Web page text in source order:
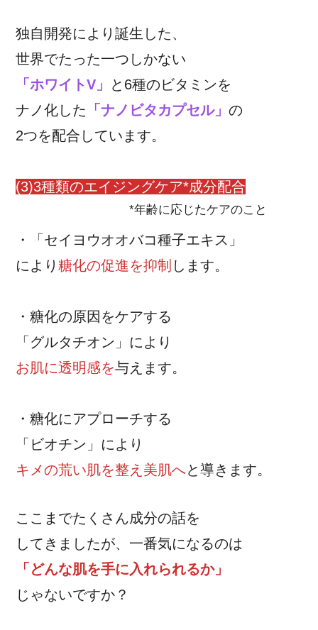
独自開発により誕生した、
世界でたった一つしかない
「ホワイトV」
と6種のビタミンを
ナノ化した
「ナノビタカプセル」の
2つを配合しています。
(3)3種類のエイジングケア*成分配合
*年齢に応じたケアのこと
・「セイヨウオオバコ種子エキス」
により糖化の促進を抑制 します。
・糖化の原因をケアする
「グルタチオン」により
お肌に透明感を与えます。
・糖化にアプローチする
「ビオチン」により
キメの荒い肌を整え美肌へと導きます。
ここまでたくさん成分の話を
してきましたが、一番気になるのは
「どんな肌を手に入れられるか」
じゃないですか？